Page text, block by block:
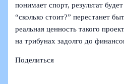
понимает спорт, результат
“сколько стоит?” перестанет
реальная ценность такого
на трибунах задолго до
Поделиться